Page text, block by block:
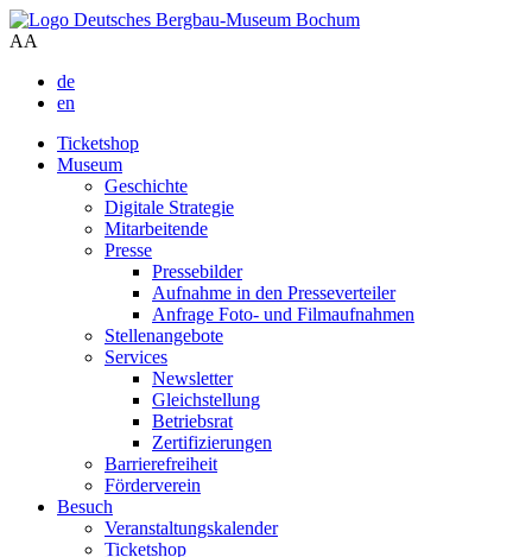
AA
de
en
Ticketshop
Museum
Geschichte
Digitale Strategie
Mitarbeitende
Presse
Pressebilder
Aufnahme in den Presseverteiler
Anfrage Foto- und Filmaufnahmen
Stellenangebote
Services
Newsletter
Gleichstellung
Betriebsrat
Zertifizierungen
Barrierefreiheit
Förderverein
Besuch
Veranstaltungskalender
Ticketshop